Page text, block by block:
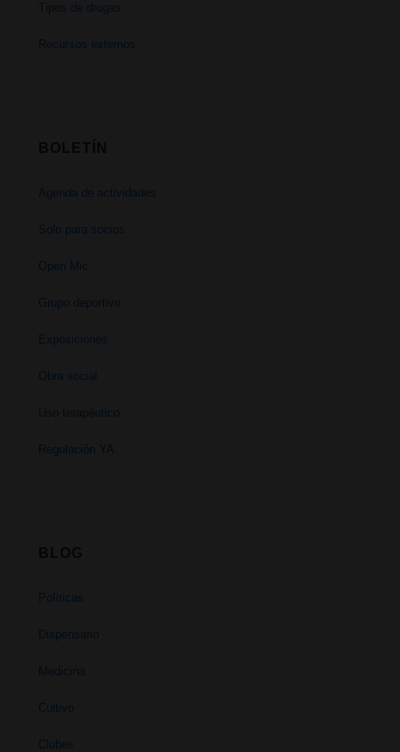
Tipos de drogas
Recursos externos
Agenda de actividades
Solo para socios
Open Mic
Grupo deportivo
Exposiciones
Obra social
Uso terapéutico
Regulación YA
Políticas
Dispensario
Medicina
Cultivo
Clubes